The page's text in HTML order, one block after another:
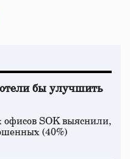
бы улучшить
офисов SOK выяснили,
(40%)